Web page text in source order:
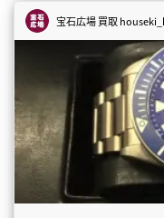
宝石広場 買取